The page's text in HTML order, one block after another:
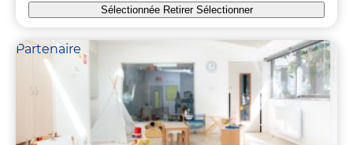
Sélectionnée Retirer Sélectionner
Partenaire